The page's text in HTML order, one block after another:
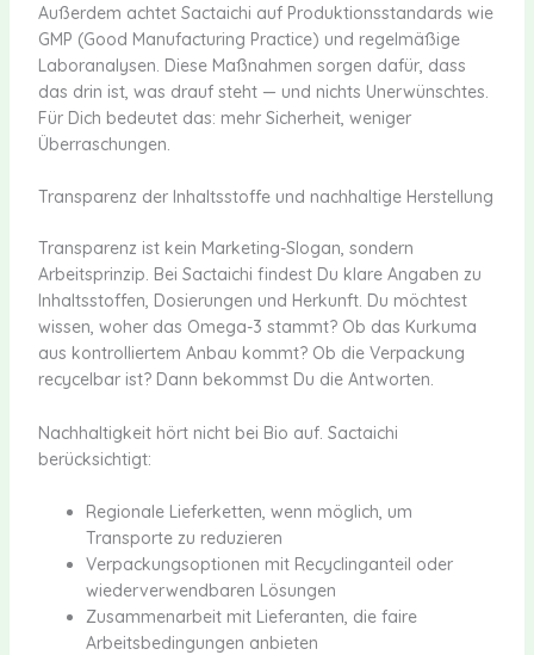
Außerdem achtet Sactaichi auf Produktionsstandards wie
GMP (Good Manufacturing Practice) und regelmäßige
Laboranalysen. Diese Maßnahmen sorgen dafür, dass
das drin ist, was drauf steht — und nichts Unerwünschtes.
Für Dich bedeutet das: mehr Sicherheit, weniger
Überraschungen.
Transparenz der Inhaltsstoffe und nachhaltige Herstellung
Transparenz ist kein Marketing-Slogan, sondern
Arbeitsprinzip. Bei Sactaichi findest Du klare Angaben zu
Inhaltsstoffen, Dosierungen und Herkunft. Du möchtest
wissen, woher das Omega-3 stammt? Ob das Kurkuma
aus kontrolliertem Anbau kommt? Ob die Verpackung
recycelbar ist? Dann bekommst Du die Antworten.
Nachhaltigkeit hört nicht bei Bio auf. Sactaichi
berücksichtigt:
Regionale Lieferketten, wenn möglich, um
Transporte zu reduzieren
Verpackungsoptionen mit Recyclinganteil oder
wiederverwendbaren Lösungen
Zusammenarbeit mit Lieferanten, die faire
Arbeitsbedingungen anbieten